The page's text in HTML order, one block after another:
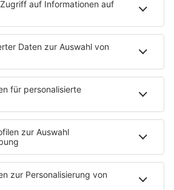
Zeit zu verbringen. Mit
und einer strukturierten
unterhaltsamen Abend im
Wege.